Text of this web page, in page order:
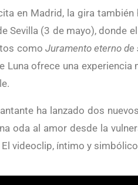
Sevilla (3 de mayo), donde
como Juramento eterno de
Luna ofrece una
ha lanzado dos
oda al amor desde la
videoclip, íntimo y